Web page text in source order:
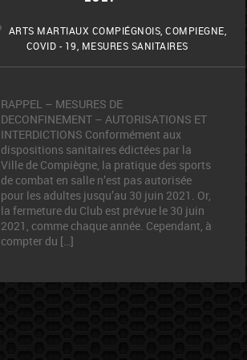
ARTS MARTIAUX COMPIÉGNOIS ,COMPIEGNE
COVID - 19 MESURES SANITAIRES
RAPPEL – MESURES DE
DECONFINEMENT – AUTORISATIONS ET
INTERDICTIONS Conformément aux
dispositions sanitaires édictées par la
Ville de Compiègne, la pratique des sports
de combat en salle n’est pas autorisée
pour les adultes jusqu’au 30 juin 2021. Or,
la fermeture du Club est prévue le 30 juin
2021, comme chaque année. Cependant, à
compter du […]